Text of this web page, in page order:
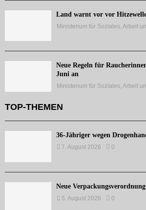
Land warnt vor vor
Ministerium für Soziales, Arbeit
Neue Regeln für
Juni an
Ministerium für Soziales, Arbeit
TOP-THEMEN
36-Jähriger wegen
7. August 2026 0
Neue
5. August 2026 0